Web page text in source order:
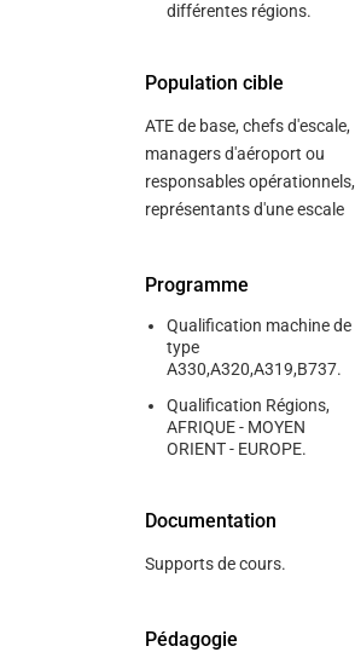
différentes régions.
Population cible
ATE de base, chefs d'escale,
managers d'aéroport ou
responsables opérationnels,
représentants d'une escale
Programme
Qualification machine de
type
A330,A320,A319,B737.
Qualification Régions,
AFRIQUE - MOYEN
ORIENT - EUROPE.
Documentation
Supports de cours.
Pédagogie